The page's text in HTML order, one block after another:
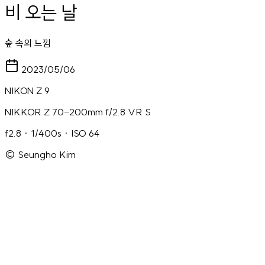
비 오는 날
숲 속의 느낌
2023/05/06
NIKON Z 9
NIKKOR Z 70-200mm f/2.8 VR S
f2.8 · 1/400s · ISO 64
© Seungho Kim